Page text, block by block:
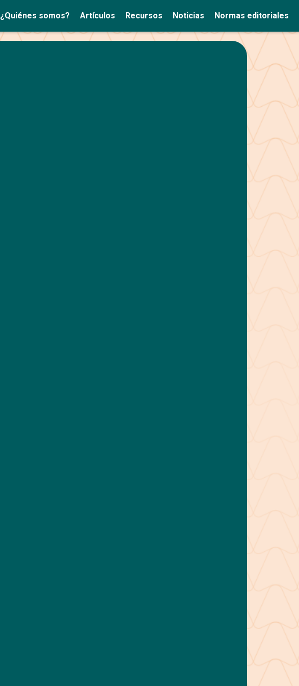
¿Quiénes somos? Artículos Recursos Noticias Normas editoriales